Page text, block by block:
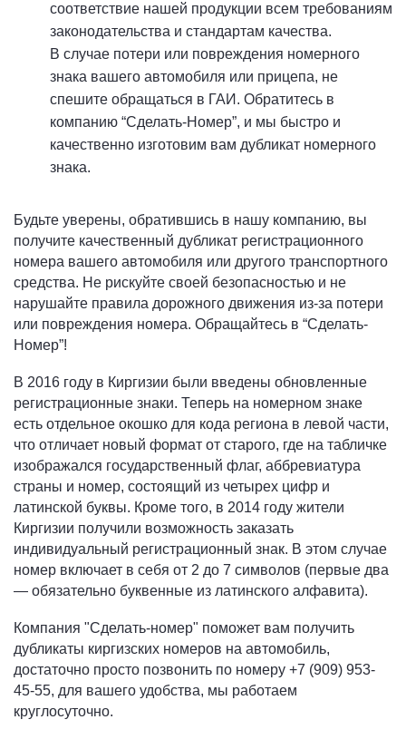
соответствие нашей продукции всем требованиям
законодательства и стандартам качества.
В случае потери или повреждения номерного
знака вашего автомобиля или прицепа, не
спешите обращаться в ГАИ. Обратитесь в
компанию “Сделать-Номер”, и мы быстро и
качественно изготовим вам дубликат номерного
знака.
Будьте уверены, обратившись в нашу компанию, вы
получите качественный дубликат регистрационного
номера вашего автомобиля или другого транспортного
средства. Не рискуйте своей безопасностью и не
нарушайте правила дорожного движения из-за потери
или повреждения номера. Обращайтесь в “Сделать-
Номер”!
В 2016 году в Киргизии были введены обновленные
регистрационные знаки. Теперь на номерном знаке
есть отдельное окошко для кода региона в левой части,
что отличает новый формат от старого, где на табличке
изображался государственный флаг, аббревиатура
страны и номер, состоящий из четырех цифр и
латинской буквы. Кроме того, в 2014 году жители
Киргизии получили возможность заказать
индивидуальный регистрационный знак. В этом случае
номер включает в себя от 2 до 7 символов (первые два
— обязательно буквенные из латинского алфавита).
Компания "Сделать-номер" поможет вам получить
дубликаты киргизских номеров на автомобиль,
достаточно просто позвонить по номеру +7 (909) 953-
45-55, для вашего удобства, мы работаем
круглосуточно.